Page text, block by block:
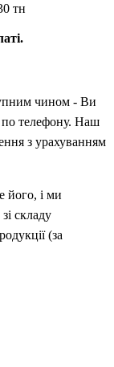
тн
чином - Ви
по телефону. Наш
з урахуванням
його, і ми
складу
(за